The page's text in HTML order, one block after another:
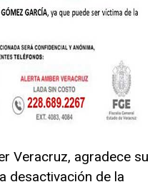
Veracruz, agradece su
desactivación de la